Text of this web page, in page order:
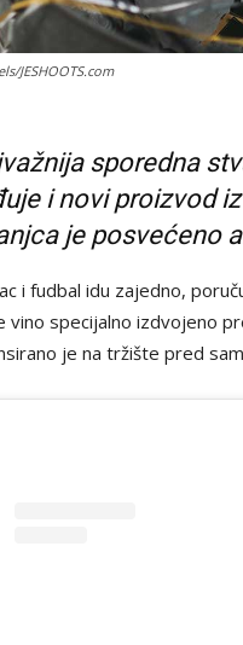
JESHOOTS.com
sporedna
i novi proizvod
je posvećeno
i fudbal idu zajedno,
vino specijalno izdvojeno
je na tržište pred